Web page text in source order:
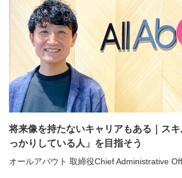
将来像を持たないキャリアもある｜ス
っかりしている人」を目指そう
オールアバウト 取締役Chief Administrative